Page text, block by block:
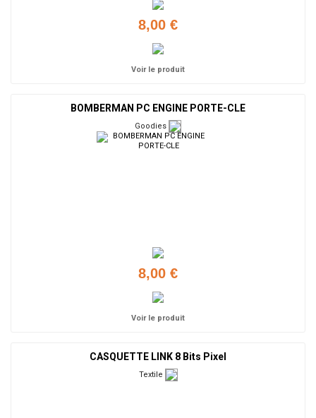
8,00 €
Voir le produit
BOMBERMAN PC ENGINE PORTE-CLE
Goodies
8,00 €
Voir le produit
CASQUETTE LINK 8 Bits Pixel
Textile